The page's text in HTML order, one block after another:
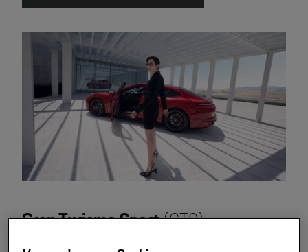
Gran Turismo Sport(GTS)